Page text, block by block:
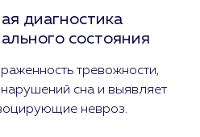
диагностика
состояния
тревожности,
сна и выявляет
невроз.